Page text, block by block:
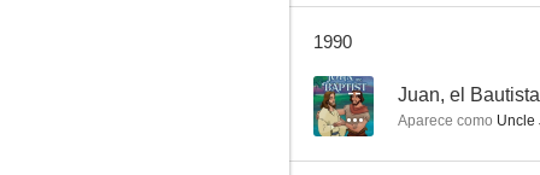
1990
-- Juan, el Bautista
Aparece como Uncle